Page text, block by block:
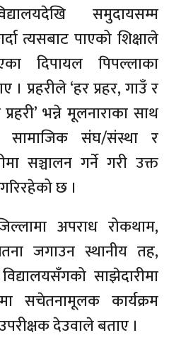
समुदायसम्म
त्यसबाट पाएको शिक्षाले
दिपायल पिपल्लाका
प्रहरीले ‘हर प्रहर, गाउँ र
भन्ने मूलनाराका साथ
सामाजिक संघ/संस्था र
सञ्चालन गर्ने गरी उक्त
छ ।
अपराध रोकथाम,
जगाउन स्थानीय तह,
साझेदारीमा
सचेतनामूलक कार्यक्रम
देउवाले बताए ।